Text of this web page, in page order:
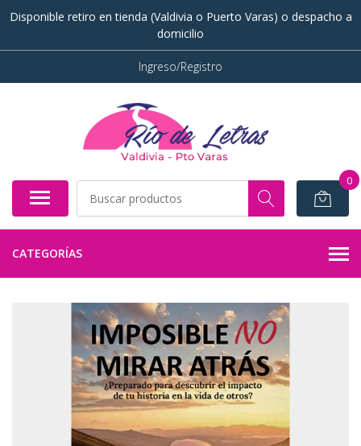
Disponible retiro en tienda (Valdivia o Puerto Varas) o despacho a
domicilio
Ingreso/Registro
0
CATEGORÍAS